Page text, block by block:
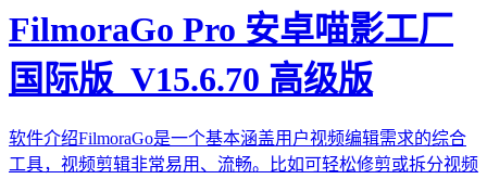
FilmoraGo Pro 安卓喵影工厂
国际版_V15.6.70 高级版
软件介绍FilmoraGo是一个基本涵盖用户视频编辑需求的综合
工具，视频剪辑非常易用、流畅。比如可轻松修剪或拆分视频